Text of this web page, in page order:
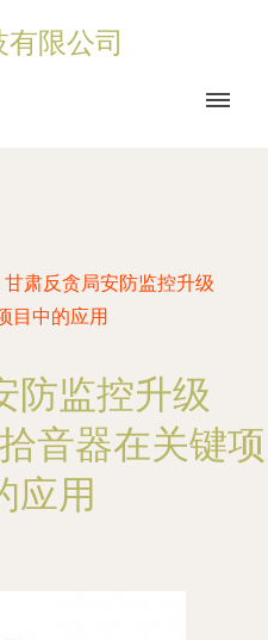
限公司
甘肃反贪局安防监控升级
目中的应用
防监控升级
音器在关键项
应用